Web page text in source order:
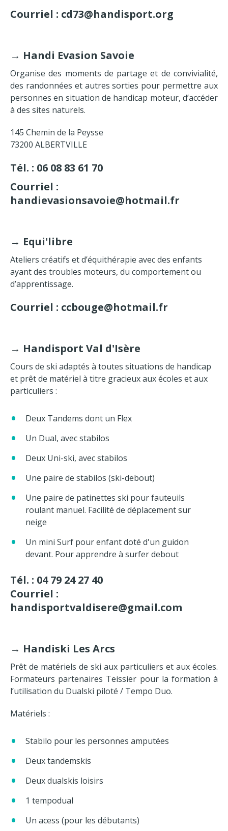
Courriel : cd73@handisport.org
→ Handi Evasion Savoie
Organise des moments de partage et de convivialité,
des randonnées et autres sorties pour permettre aux
personnes en situation de handicap moteur, d’accéder
à des sites naturels.
145 Chemin de la Peysse
73200 ALBERTVILLE
Tél. : 06 08 83 61 70
Courriel :
handievasionsavoie@hotmail.fr
→ Equi'libre
Ateliers créatifs et d’équithérapie avec des enfants
ayant des troubles moteurs, du comportement ou
d’apprentissage.
Courriel : ccbouge@hotmail.fr
→ Handisport Val d'Isère
Cours de ski adaptés à toutes situations de handicap
et prêt de matériel à titre gracieux aux écoles et aux
particuliers :
Deux Tandems dont un Flex
Un Dual, avec stabilos
Deux Uni-ski, avec stabilos
Une paire de stabilos (ski-debout)
Une paire de patinettes ski pour fauteuils
roulant manuel. Facilité de déplacement sur
neige
Un mini Surf pour enfant doté d'un guidon
devant. Pour apprendre à surfer debout
Tél. : 04 79 24 27 40
Courriel :
handisportvaldisere@gmail.com
→ Handiski Les Arcs
Prêt de matériels de ski aux particuliers et aux écoles.
Formateurs partenaires Teissier pour la formation à
l’utilisation du Dualski piloté / Tempo Duo.
Matériels :
Stabilo pour les personnes amputées
Deux tandemskis
Deux dualskis loisirs
1 tempodual
Un acess (pour les débutants)